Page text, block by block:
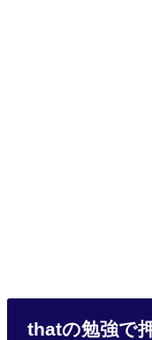
thatの勉強で